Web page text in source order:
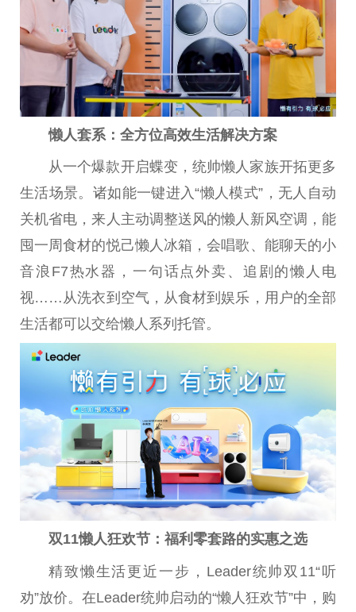
懒人套系：全方位高效生活解决方案
从一个爆款开启蝶变，统帅懒人家族开拓更多
生活场景。诸如能一键进入“懒人模式”，无人自动
关机省电，来人主动调整送风的懒人新风空调，能
囤一周食材的悦己懒人冰箱，会唱歌、能聊天的小
音浪F7热水器，一句话点外卖、追剧的懒人电
视……从洗衣到空气，从食材到娱乐 ，用户的全部
生活都可以交给懒人系列托管。
双11懒人狂欢节：福利零套路的实惠之选
精致懒生活更近 一步，Leader统帅双11“听
劝”放价。在Leader统帅启动的“懒人狂欢节”中，购